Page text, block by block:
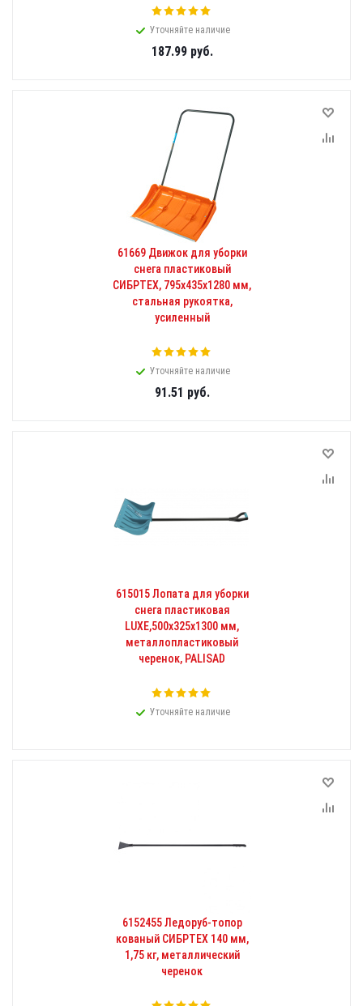
Уточняйте наличие
187.99руб.
61669 Движок для уборки
снега пластиковый
СИБРТЕХ, 795х435х1280 мм,
стальная рукоятка,
усиленный
Уточняйте наличие
91.51 руб.
615015 Лопата для уборки
снега пластиковая
LUXE,500х325х1300 мм,
металлопластиковый
черенок, PALISAD
Уточняйте наличие
6152455 Ледоруб-топор
кованый СИБРТЕХ 140 мм,
1,75 кг, металлический
черенок